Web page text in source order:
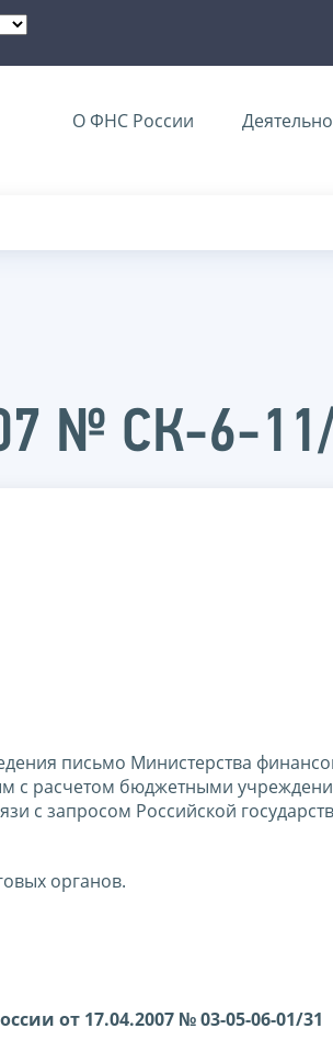
О ФНС России
№ СК-6-
письмо Министерства
с расчетом бюджетными
с запросом Российской
органов.
от 17.04.2007 № 03-05-06-01/31